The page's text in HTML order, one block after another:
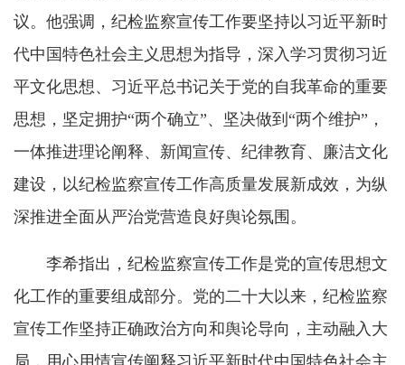
议。他强调，纪检监察宣传工作要坚持以习近平新时
代中国特色社会主义思想为指导，深入学习贯彻习近
平文化思想、习近平总书记关于党的自我革命的重要
思想，坚定拥护“两个确立”、坚决做到“两个维护”，
一体推进理论阐释、新闻宣传、纪律教育、廉洁文化
建设，以纪检监察宣传工作高质量发展新成效，为纵
深推进全面从严治党营造良好舆论氛围。
李希指出，纪检监察宣传工作是党的宣传思想文
化工作的重要组成部分。党的二十大以来，纪检监察
宣传工作坚持正确政治方向和舆论导向，主动融入大